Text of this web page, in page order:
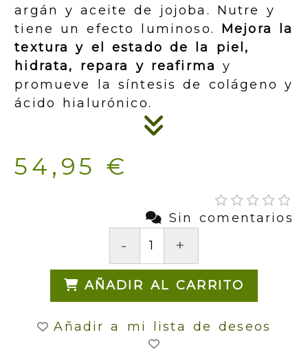
argán y aceite de jojoba. Nutre y
tiene un efecto luminoso. Mejora la
textura y el estado de la piel,
hidrata, repara y reafirma y
promueve la síntesis de colágeno y
ácido hialurónico.
54,95 €
Sin comentarios
- +
AÑADIR AL CARRITO
Añadir a mi lista de deseos